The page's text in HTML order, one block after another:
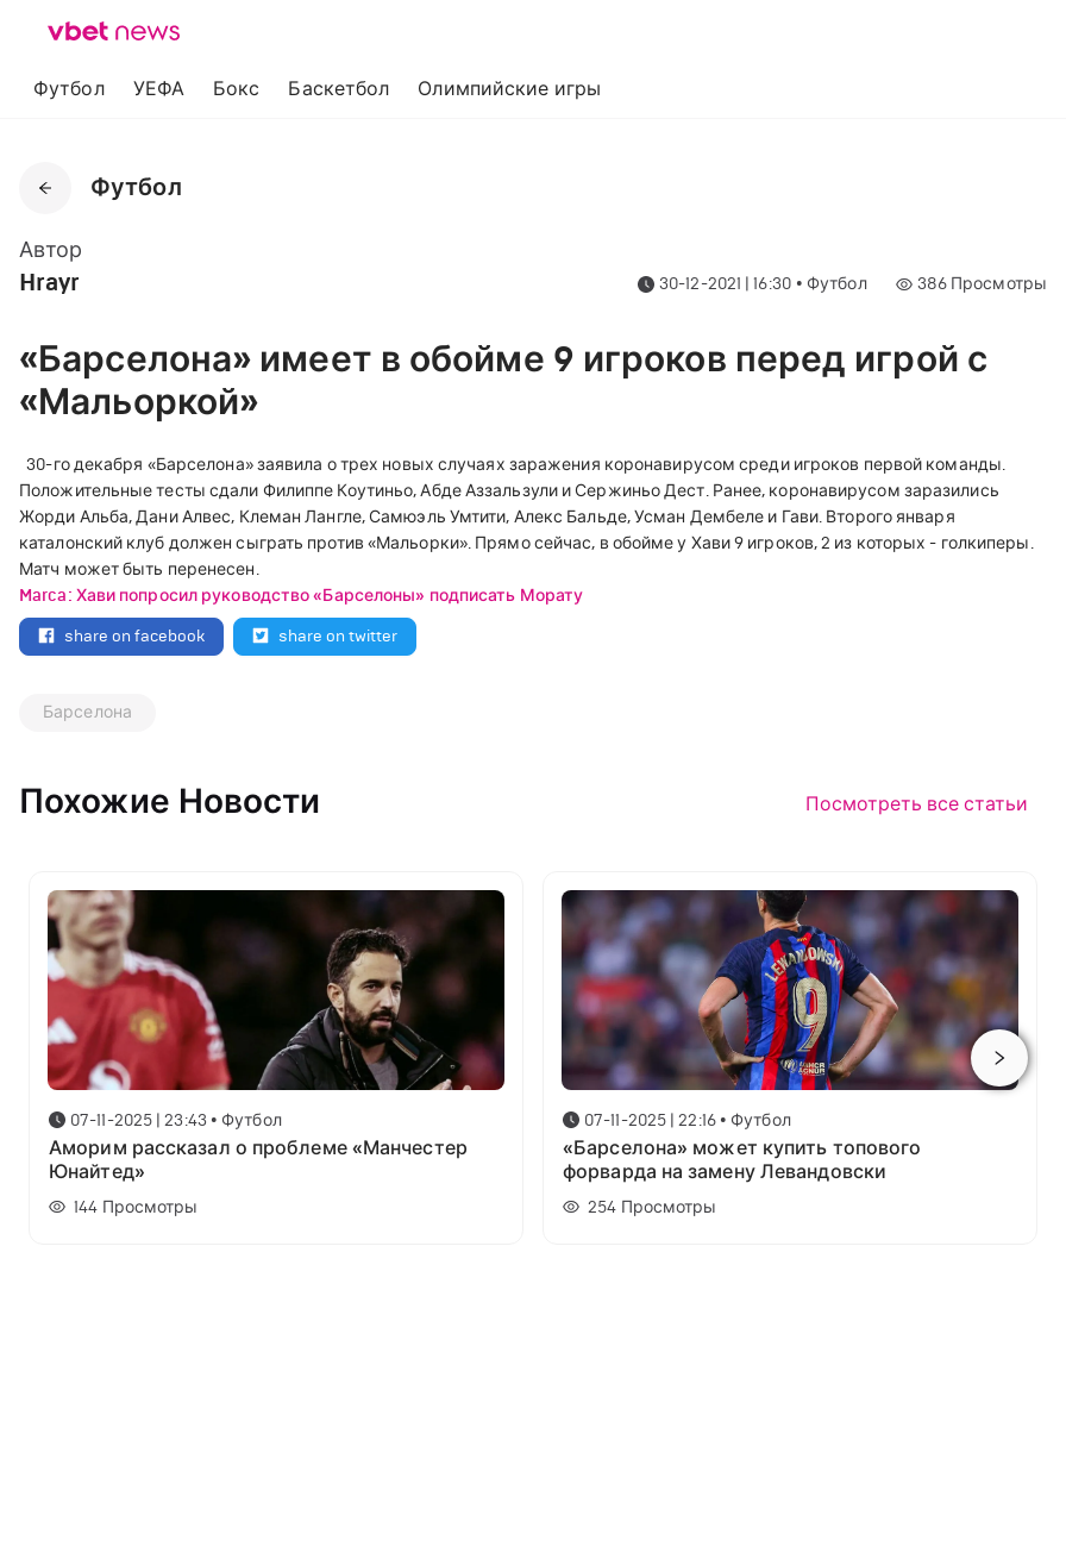
Футбол УЕФА Бокс Баскетбол Олимпийские игры
Футбол
Автор
Hrayr 30-12-2021 | 16:30 • Футбол 386 Просмотры
«Барселона» имеет в обойме 9 игроков перед игрой с
«Мальоркой»
30-го декабря «Барселона» заявила о трех новых случаях заражения коронавирусом среди игроков первой команды.
Положительные тесты сдали Филиппе Коутиньо, Абде Аззальзули и Сержиньо Дест. Ранее, коронавирусом заразились
Жорди Альба, Дани Алвес, Клеман Лангле, Самюэль Умтити, Алекс Бальде, Усман Дембеле и Гави. Второго января
каталонский клуб должен сыграть против «Мальорки». Прямо сейчас, в обойме у Хави 9 игроков, 2 из которых - голкиперы.
Матч может быть перенесен.
Marca: Хави попросил руководство «Барселоны» подписать Морату
share on facebook
share on twitter
Барселона
Похожие Новости Посмотреть все статьи
07-11-2025 | 23:43 • Футбол
Аморим рассказал о проблеме «Манчестер
Юнайтед»
144 Просмотры
07-11-2025 | 22:16 • Футбол
«Барселона» может купить топового
форварда на замену Левандовски
254 Просмотры